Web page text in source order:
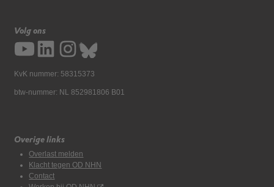
Volg ons
KvK nummer: 58315373
btw-nummer: NL 852981806 B01
Overige links
Overlast melden
Klacht tegen OD NHN
Contact